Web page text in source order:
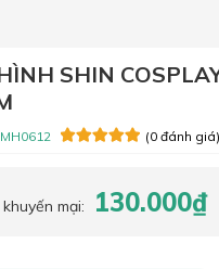
SHIN
MH0612 (0 đánh giá)
mại: 130.000₫